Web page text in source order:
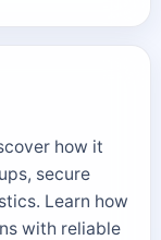
how it
secure
Learn how
with reliable